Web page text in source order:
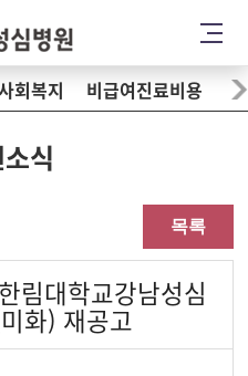
회복지 비급여진료비용
소식
목록
림대학교강남성심
화) 재공고